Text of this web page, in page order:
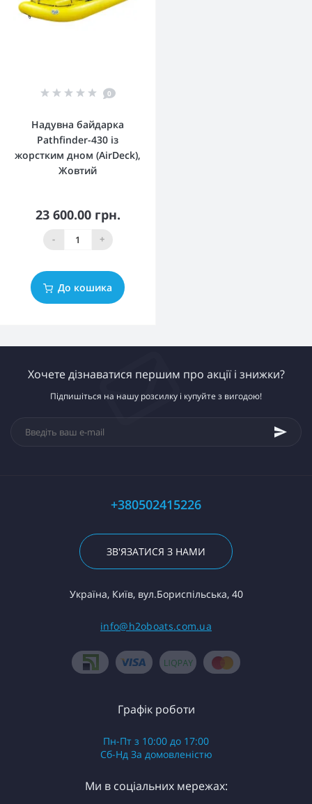
0
Надувна байдарка
Pathfinder-430 із
жорстким дном (AirDeck),
Жовтий
23 600.00 грн.
- +
До кошика
Хочете дізнаватися першим про акції і знижки?
Підпишіться на нашу розсилку і купуйте з вигодою!
+380502415226
ЗВ'ЯЗАТИСЯ З НАМИ
Україна, Київ, вул.Бориспільська, 40
info@h2oboats.com.ua
Графік роботи
Пн-Пт з 10:00 до 17:00
Сб-Нд За домовленістю
Ми в соціальних мережах: